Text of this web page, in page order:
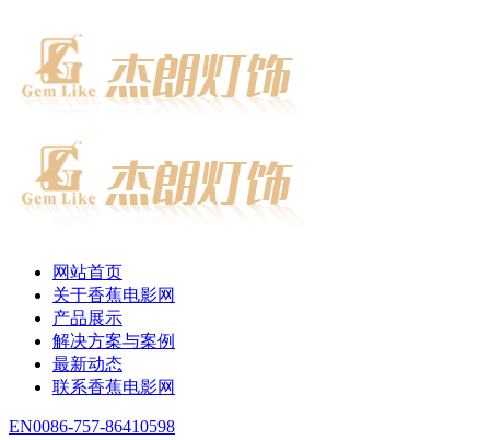
网站首页
关于香蕉电影网
产品展示
解决方案与案例
最新动态
联系香蕉电影网
EN0086-757-86410598